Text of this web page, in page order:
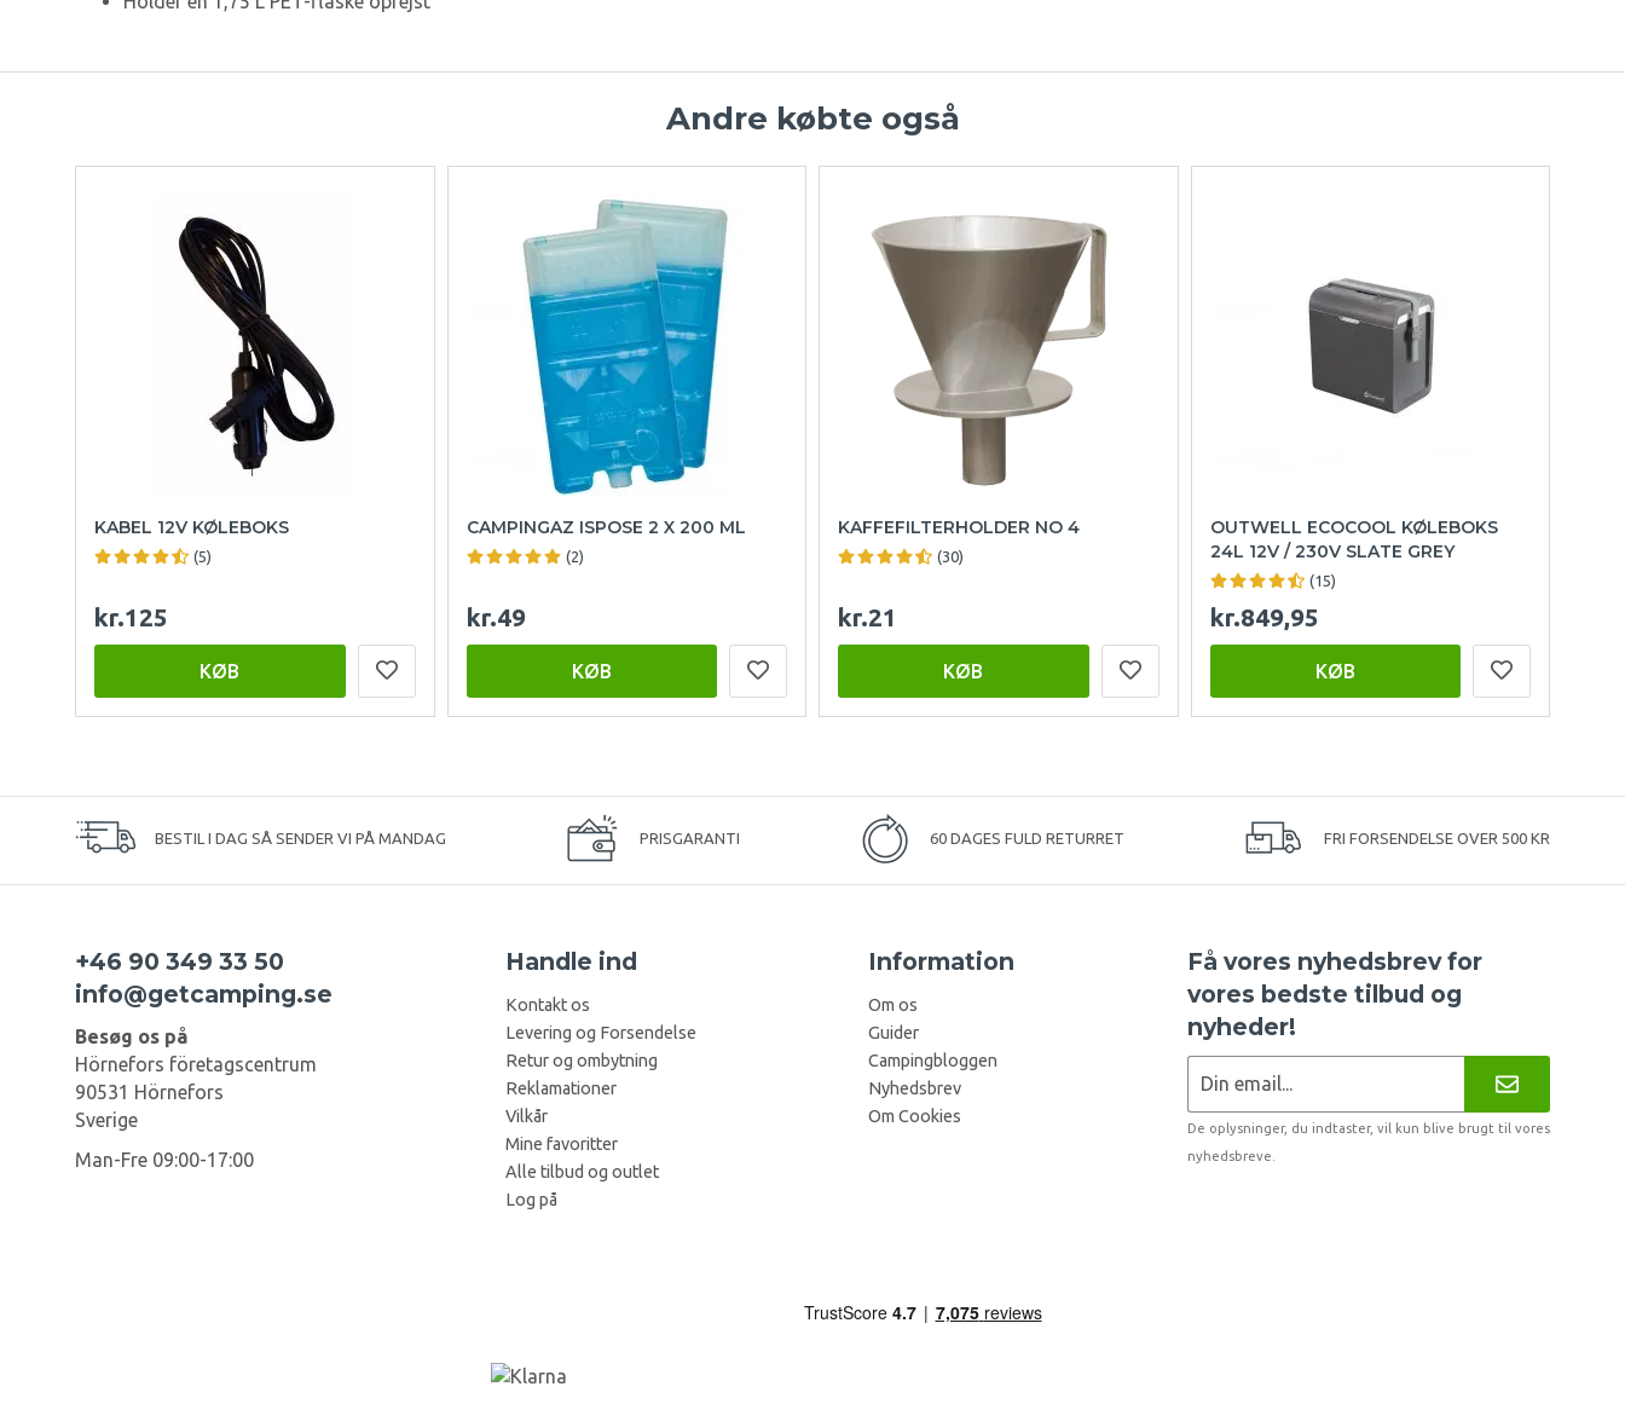
Andre købte også
KABEL 12V KØLEBOKS
(5)
kr.125
KØB
CAMPINGAZ ISPOSE 2 X 200 ML
(2)
kr.49
KØB
KAFFEFILTERHOLDER NO 4
(30)
kr.21
KØB
OUTWELL ECOCOOL KØLEBOKS
24L 12V / 230V SLATE GREY
(15)
kr.849,95
KØB
BESTIL I DAG SÅ SENDER VI PÅ MANDAG PRISGARANTI 60 DAGES FULD RETURRET FRI FORSENDELSE OVER 500 KR
+46 90 349 33 50
info@getcamping.se
Besøg os på
Hörnefors företagscentrum
90531 Hörnefors
Sverige
Man-Fre 09:00-17:00
Handle ind
Kontakt os
Levering og Forsendelse
Retur og ombytning
Reklamationer
Vilkår
Mine favoritter
Alle tilbud og outlet
Log på
Information
Om os
Guider
Campingbloggen
Nyhedsbrev
Om Cookies
Få vores nyhedsbrev for
vores bedste tilbud og
nyheder!
De oplysninger, du indtaster, vil kun blive brugt til vores
nyhedsbreve.